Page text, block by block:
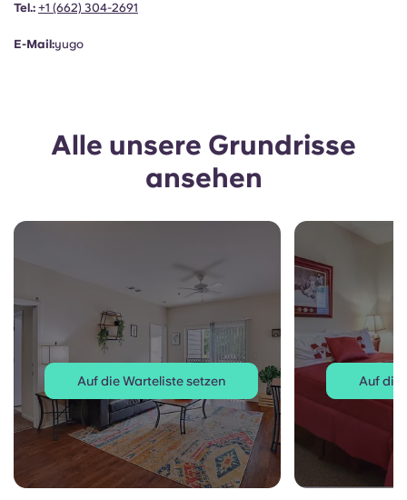
Tel.: +1 (662) 304-2691
E-Mail:yugo
Alle unsere Grundrisse
ansehen
Auf die Warteliste setzen Auf die